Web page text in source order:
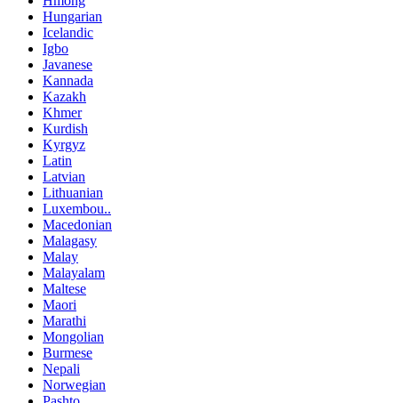
Hungarian
Icelandic
Igbo
Javanese
Kannada
Kazakh
Khmer
Kurdish
Kyrgyz
Latin
Latvian
Lithuanian
Luxembou..
Macedonian
Malagasy
Malay
Malayalam
Maltese
Maori
Marathi
Mongolian
Burmese
Nepali
Norwegian